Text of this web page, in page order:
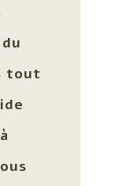
tout